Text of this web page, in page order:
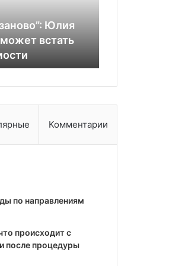
за двух
после приема
Комментарии
по направлениям
происходит с
после процедуры